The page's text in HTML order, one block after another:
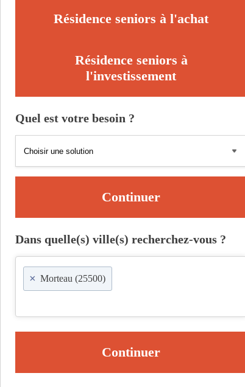
Résidence seniors à l'achat
Résidence seniors à
l'investissement
Quel est votre besoin ?
Continuer
Dans quelle(s) ville(s) recherchez-vous ?
× Morteau (25500)
Continuer